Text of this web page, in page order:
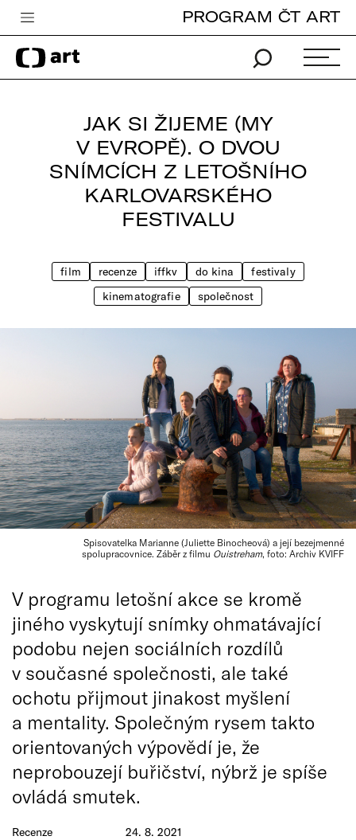
Česká televize
Zpravodajství
TV program
Vše o ČT
PROGRAM ČT ART
JAK SI ŽIJEME (MY
V EVROPĚ). O DVOU
SNÍMCÍCH Z LETOŠNÍHO
KARLOVARSKÉHO
FESTIVALU
film recenze iffkv do kina
festivaly
kinematografie
společnost
Spisovatelka Marianne (Juliette Binocheová) a její bezejmenné
spolupracovnice. Záběr z filmu Ouistreham, foto: Archiv KVIFF
Recenze
24. 8. 2021
V programu letošní akce se kromě
jiného vyskytují snímky ohmatávající
podobu nejen sociálních rozdílů
v současné společnosti, ale také
ochotu přijmout jinakost myšlení
a mentality. Společným rysem takto
orientovaných výpovědí je, že
neprobouzejí buřičství, nýbrž je spíše
ovládá smutek.